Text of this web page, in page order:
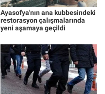
Ayasofya'nın ana kubbesindeki
restorasyon çalışmalarında
yeni aşamaya geçildi